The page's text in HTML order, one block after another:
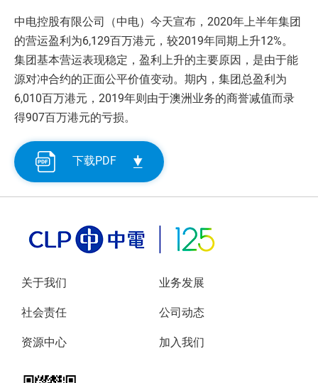
中电控股有限公司（中电）今天宣布，2020年上半年集团
的营运盈利为6,129百万港元，较2019年同期上升12%。
集团基本营运表现稳定，盈利上升的主要原因，是由于能
源对冲合约的正面公平价值变动。期内，集团总盈利为
6,010百万港元，2019年则由于澳洲业务的商誉减值而录
得907百万港元的亏损。
下载PDF
关于我们 业务发展
社会责任 公司动态
资源中心 加入我们